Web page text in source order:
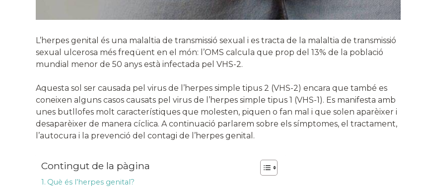
L’herpes genital és una malaltia de transmissió sexual i es tracta de la malaltia de transmissió
sexual ulcerosa més freqüent en el món: l’OMS calcula que prop del 13% de la població
mundial menor de 50 anys està infectada pel VHS-2.
Aquesta sol ser causada pel virus de l’herpes simple tipus 2 (VHS-2) encara que també es
coneixen alguns casos causats pel virus de l’herpes simple tipus 1 (VHS-1). Es manifesta amb
unes butllofes molt característiques que molesten, piquen o fan mal i que solen aparèixer i
desaparèixer de manera cíclica. A continuació parlarem sobre els símptomes, el tractament,
l’autocura i la prevenció del contagi de l’herpes genital.
Contingut de la pàgina
Què és l’herpes genital?